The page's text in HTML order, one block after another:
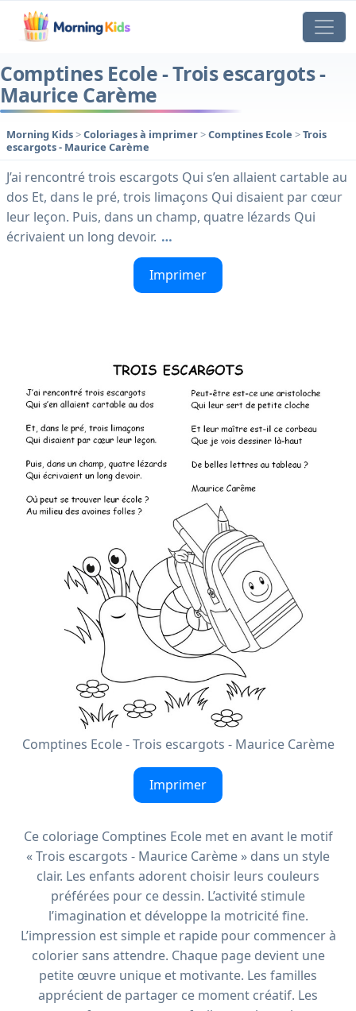
Comptines Ecole - Trois escargots -
Maurice Carème
Morning Kids>Coloriages à imprimer>Comptines Ecole >Trois
escargots - Maurice Carème
J’ai rencontré trois escargots Qui s’en allaient cartable au
dos Et, dans le pré, trois limaçons Qui disaient par cœur
leur leçon. Puis, dans un champ, quatre lézards Qui
écrivaient un long devoir. …
Imprimer
Comptines Ecole - Trois escargots - Maurice Carème
Imprimer
Ce coloriage Comptines Ecole met en avant le motif
« Trois escargots - Maurice Carème » dans un style
clair. Les enfants adorent choisir leurs couleurs
préférées pour ce dessin. L’activité stimule
l’imagination et développe la motricité fine.
L’impression est simple et rapide pour commencer à
colorier sans attendre. Chaque page devient une
petite œuvre unique et motivante. Les familles
apprécient de partager ce moment créatif. Les